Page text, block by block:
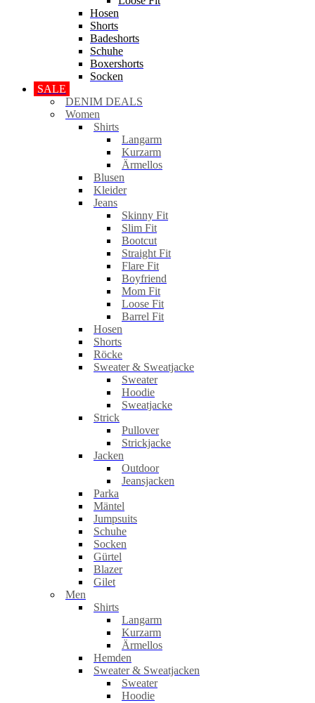
Hosen
Shorts
Badeshorts
Schuhe
Boxershorts
Socken
SALE
DENIM DEALS
Women
Shirts
Langarm
Kurzarm
Ärmellos
Blusen
Kleider
Jeans
Skinny Fit
Slim Fit
Bootcut
Straight Fit
Flare Fit
Boyfriend
Mom Fit
Loose Fit
Barrel Fit
Hosen
Shorts
Röcke
Sweater & Sweatjacke
Sweater
Hoodie
Sweatjacke
Strick
Pullover
Strickjacke
Jacken
Outdoor
Jeansjacken
Parka
Mäntel
Jumpsuits
Schuhe
Socken
Gürtel
Blazer
Gilet
Men
Shirts
Langarm
Kurzarm
Ärmellos
Hemden
Sweater & Sweatjacken
Sweater
Hoodie